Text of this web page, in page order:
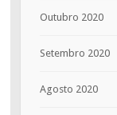
Outubro 2020
Setembro 2020
Agosto 2020